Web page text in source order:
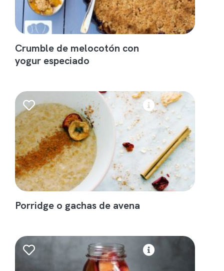
Crumble de melocotón con
yogur especiado
Porridge o gachas de avena